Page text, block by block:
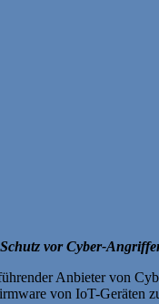
vor Cyber-
Anbieter von
von IoT-Geräten